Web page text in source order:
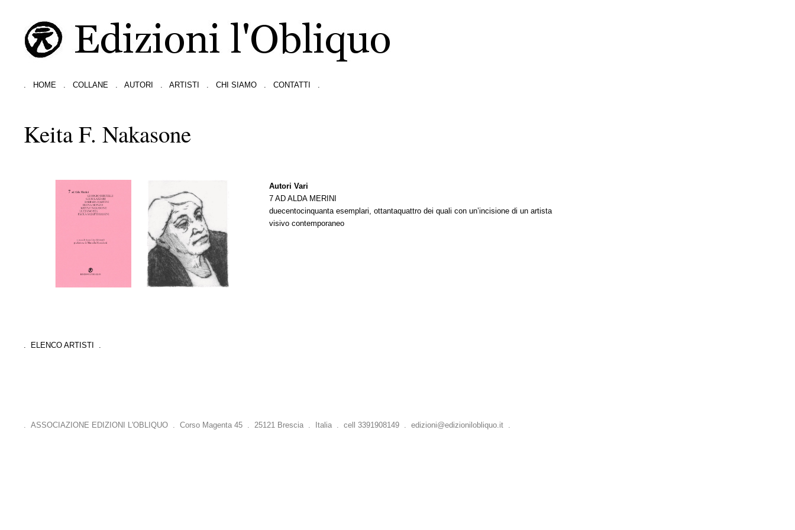
. HOME . COLLANE . AUTORI . ARTISTI . CHI SIAMO . CONTATTI .
Keita F. Nakasone
Autori Vari
7 AD ALDA MERINI
duecentocinquanta esemplari, ottantaquattro dei quali con un’incisione di un artista
visivo contemporaneo
. ELENCO ARTISTI .
. ASSOCIAZIONE EDIZIONI L'OBLIQUO . Corso Magenta 45 . 25121 Brescia . Italia . cell 3391908149 .edizioni@edizionilobliquo.it .